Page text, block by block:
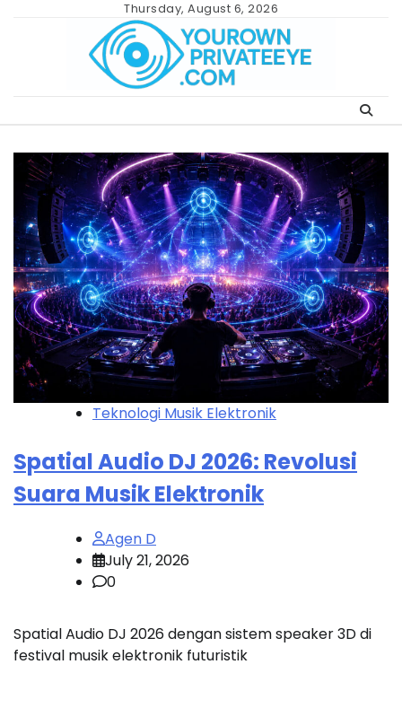
Thursday, August 6, 2026
Teknologi Musik Elektronik
Spatial Audio DJ 2026: Revolusi
Suara Musik Elektronik
Agen D
July 21, 2026
0
Spatial Audio DJ 2026 dengan sistem speaker 3D di
festival musik elektronik futuristik